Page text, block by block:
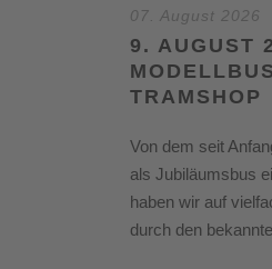
07. August 2026
9. AUGUST
TRAMSHOP
Von dem seit
als Jubiläumsbus
haben wir auf
durch den